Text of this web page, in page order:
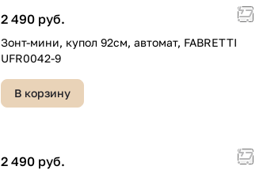
2 490 руб.
Зонт-мини, купол 92см, автомат, FABRETTI
UFR0042-9
В корзину
2 490 руб.